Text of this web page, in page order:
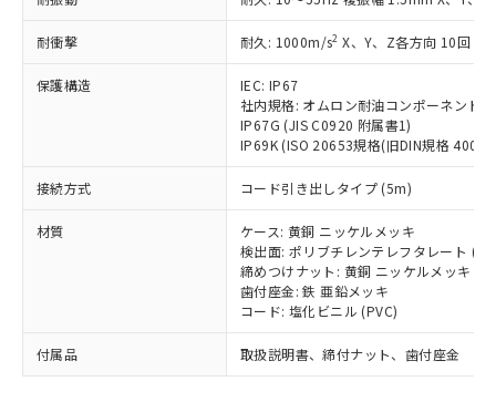
耐衝撃 耐久: 1000m/s2 X、Y、Z各方向 10回
保護構造
IEC: IP67
社内規格: オムロン耐油コンポーネント
IP67G (JIS C0920 附属書1)
IP69K (ISO 20653規格(旧DIN規格
接続方式 コード引き出しタイプ (5m)
材質
ケース: 黄銅 ニッケルメッキ
検出面: ポリブチレンテレフタレート
締めつけナット: 黄銅 ニッケルメッキ
歯付座金: 鉄 亜鉛メッキ
コード: 塩化ビニル (PVC)
付属品 取扱説明書、締付ナット、歯付座金
タに基づき作成されるものであり、閲
覧された時点での実際の在庫および標
準価格とは異なる場合があることをご
了承ください。
正式な納期状況および標準価格はお客
様のお取引先、またはお客様担当のオ
ムロン制御機器販売店・当社販売員に
ご相談ください。
オムロン制御機器販売店や当社販売拠
販売ネットワーク
」をご確認
在庫状況および標準価格結果を当社の
事前の承諾なく第三者に漏洩または開
示しないようお願いします。
マイパーツ機能（部品リスト作成サー
ビス）をご利用いただくには、I-Web
メンバーズにご登録されている必要が
鉛(Pb) 1000ppm以下、 水銀(Hg) 1000ppm以下、 カド
ミウム(Cd) 100ppm以下、
六価クロム(Cr(Ⅵ)) 1000ppm以下、ポリ臭化ビフェニル
類(PBB) 1000ppm以下、ポリ臭化ジフェニルエーテル類
(PBDE) 1000ppm以下、フタル酸ビス(2-エチルヘキシ
ル) (DEHP)(別名：DOP) 1000ppm以下、フタル酸ブチ
ルベンジル（BBP） 1000ppm以下、フタル酸ジブチル
（DBP） 1000ppm以下、フタル酸ジイソブチル
但し、RoHS指令で産業用監視および制御機器に対する
適用除外項目は除く。
フタル酸エステル類の４物質については閾値を超える意
図的な使用がないことを確認しています。
部品在庫の切り替え状況などにより、予定
月が前後することがあります。
*中国RoHS10物質の基準値 (GB/T26572)：
Pb(鉛) :1000ppm、 Hg(水銀) : 1000ppm、 Cd(カドミウ
Cr(Ⅵ)(六価クロム) : 1000ppm、 PBBs(ポリ臭化ビフェ
ニル類) : 1000ppm、 PBDEs(ポリ臭化ジフェニルエーテ
DBP(フタル酸ジブチル) : 1000ppm、 DIBP(フタル酸ジ
イソブチル) : 1000ppm、 BBP(フタル酸ブチルベンジ
DEHP(フタル酸ビス(2-エチルヘキシル)) : 1000ppm
※2 環境保護使用期限
「ｅ」：有害物質（10物質）のすべてが基
準値以下であることを示します。
「10」：通常の使用状況下において有害物
質が外部に漏えいし、環境に深刻な影響を
及ぼさない年数を意味します。
または国外への提供する場合は、日本
国政府の輸出許可(または役務取引許
可)を取得するなどの必要な手続きを
当社は規制貨物を破棄する場合は、完
全に破砕するなど、違法に輸出されな
いよう必要な手段を講じます。
当社は貴社製品を、核兵器、ミサイ
ル、化学兵器、生物兵器またはその他
武器並びにこれらの製造装置等に一切
使用いたしません。
当社は、貴社製品を第三者に販売する
場合は、上記1、2および3の内容を当
該第三者に通知します。また当社は、
販売先および販売に係わる関係者が違
法に輸出するおそれがある場合は、取
り引きをいたしません。
一定数以上の在庫あり
一定数には満たないが在庫あり
在庫なし(最新の在庫状況につ
いては、お客様のお取引先、ま
たはお客様担当のオムロン制御
機器販売店・当社販売員にご確
認ください)
受注生産機種、また在庫状況の
情報を公開していない機種